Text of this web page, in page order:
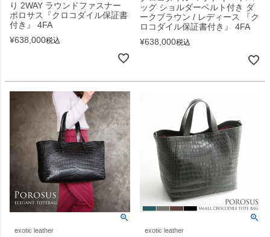
り 2WAY ラウンドファスナー
ポロサス『クロコダイル保証書
付き』 4FA
¥638,000税込
ッグ ショルダーベルト付き ダ
ークブラウン / レディース 『ク
ロコダイル保証書付き』 4FA
¥638,000税込
exotic leather exotic leather